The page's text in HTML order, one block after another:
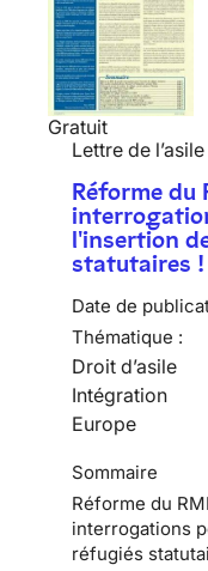
Gratuit
Lettre de
Réforme du
l'insertion
statutaires !
Date de
Thématique :
Droit d’asile
Intégration
Europe
Sommaire
Réforme du
interrogations
réfugiés